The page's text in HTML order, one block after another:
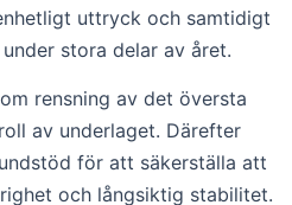
uttryck och samtidigt
stora delar av året.
rensning av det översta
av underlaget. Därefter
för att säkerställa att
och långsiktig stabilitet.